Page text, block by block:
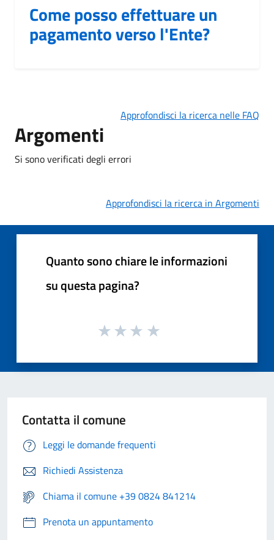
Come posso effettuare un
pagamento verso l'Ente?
Approfondisci la ricerca nelle FAQ
Argomenti
Si sono verificati degli errori
Approfondisci la ricerca in Argomenti
Quanto sono chiare le informazioni
su questa pagina?
Contatta il comune
Leggi le domande frequenti
Richiedi Assistenza
Chiama il comune +39 0824 841214
Prenota un appuntamento